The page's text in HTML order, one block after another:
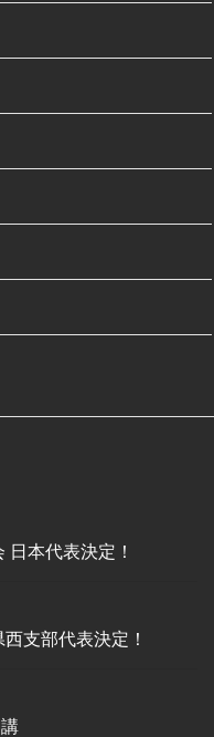
日本代表決定！
支部代表決定！